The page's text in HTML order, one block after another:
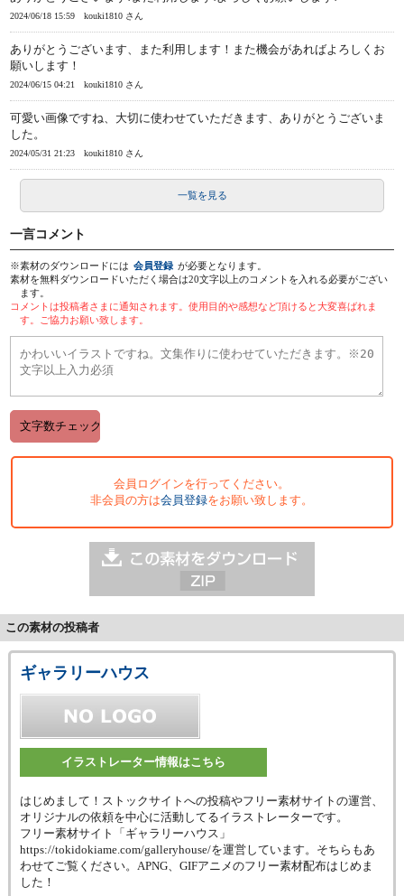
2024/06/18 15:59 kouki1810 さん
ありがとうございます、また利用します！また機会があればよろしくお
願いします！
2024/06/15 04:21 kouki1810 さん
可愛い画像ですね、大切に使わせていただきます、ありがとうございま
した。
2024/05/31 21:23 kouki1810 さん
一覧を見る
一言コメント
※素材のダウンロードには 会員登録 が必要となります。
素材を無料ダウンロードいただく場合は20文字以上のコメントを入れる必要がござい
ます。
コメントは投稿者さまに通知されます。使用目的や感想など頂けると大変喜ばれま
す。ご協力お願い致します。
会員ログインを行ってください。
非会員の方は会員登録をお願い致します。
この素材の投稿者
ギャラリーハウス
イラストレーター情報はこちら
はじめまして！ストックサイトへの投稿やフリー素材サイトの運営、
オリジナルの依頼を中心に活動してるイラストレーターです。
フリー素材サイト「ギャラリーハウス」
https://tokidokiame.com/galleryhouse/を運営しています。そちらもあ
わせてご覧ください。APNG、GIFアニメのフリー素材配布はじめま
した！